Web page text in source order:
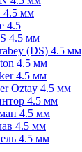
4.5 мм
4.5
4.5 мм
(DS) 4.5 мм
4.5 мм
4.5 мм
Oztay 4.5 мм
4.5 мм
4.5 мм
4.5 мм
4.5 мм